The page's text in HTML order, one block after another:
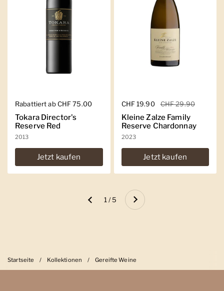
Regulärer Preis
Rabattiert ab CHF 75.00
Tokara Director's
Reserve Red
2013
Jetzt kaufen
Regulärer Preis
CHF 19.90 Sale-Preis
CHF 29.90
Kleine Zalze Family
Reserve Chardonnay
2023
Jetzt kaufen
Zurück 1 / 5 Weiter
Startseite / Kollektionen / Gereifte Weine